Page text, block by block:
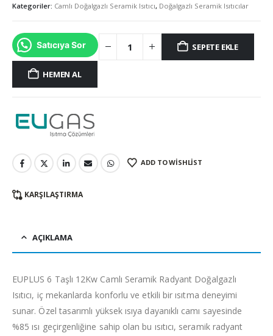
Kategoriler: Camlı Doğalgazlı Seramik Isıtıcı, Doğalgazlı Seramik Isıtıcılar
Satıcıya Sor SEPETE EKLE
HEMEN AL
ADD TO WISHLIST
KARŞILAŞTIRMA
AÇIKLAMA
EUPLUS 6 Taşlı 12Kw Camlı Seramik Radyant Doğalgazlı
Isıtıcı, iç mekanlarda konforlu ve etkili bir ısıtma deneyimi
sunar. Özel tasarımlı yüksek ısıya dayanıklı camı sayesinde
%85 ısı geçirgenliğine sahip olan bu ısıtıcı, seramik radyant